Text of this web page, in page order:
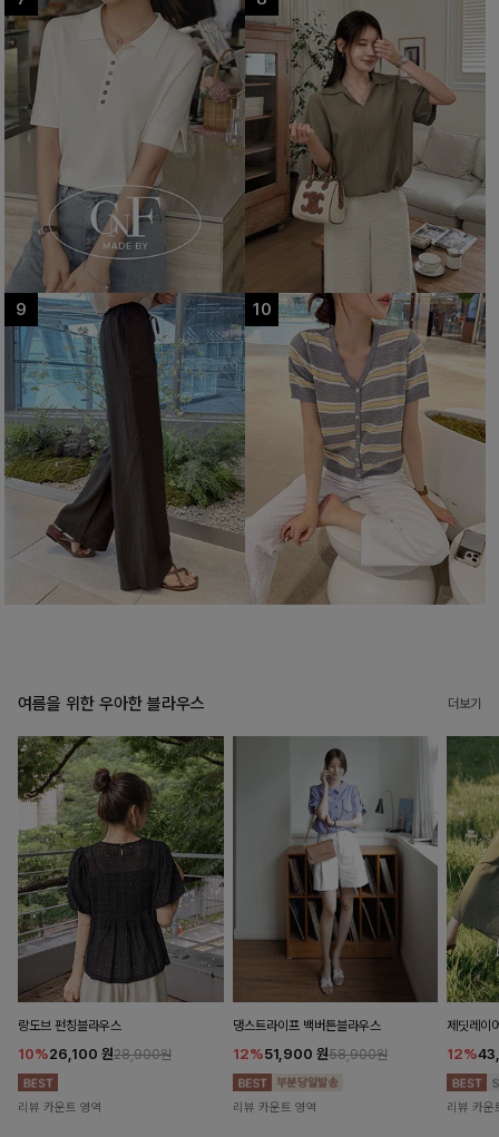
여름을 위한 우아한 블라우스 더보기
랑도브 펀칭블라우스
10%26,100 원28,900원
리뷰 카운트 영역
댕스트라이프 백버튼블라우스
12%51,900 원58,900원
리뷰 카운트 영역
제딧레이
12%
리뷰 카운